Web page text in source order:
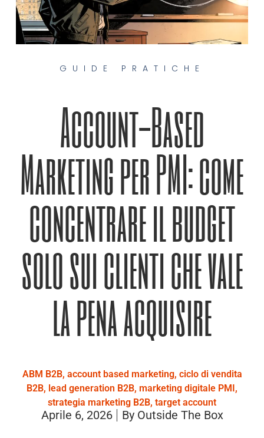
GUIDE PRATICHE
Account-Based
Marketing per PMI: come
concentrare il budget
solo sui clienti che vale
la pena acquisire
ABM B2B, account based marketing, ciclo di vendita
B2B, lead generation B2B, marketing digitale PMI,
strategia marketing B2B, target account
Aprile 6, 2026 ByOutside The Box